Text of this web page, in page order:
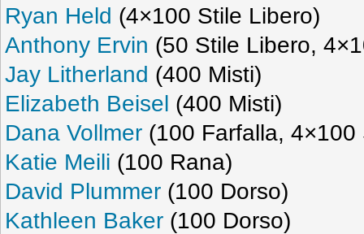
Ryan Held (4×100 Stile Libero)
Anthony Ervin (50 Stile Libero,
Jay Litherland (400 Misti)
Elizabeth Beisel (400 Misti)
Dana Vollmer (100 Farfalla, 4×100
Katie Meili (100 Rana)
David Plummer (100 Dorso)
Kathleen Baker (100 Dorso)